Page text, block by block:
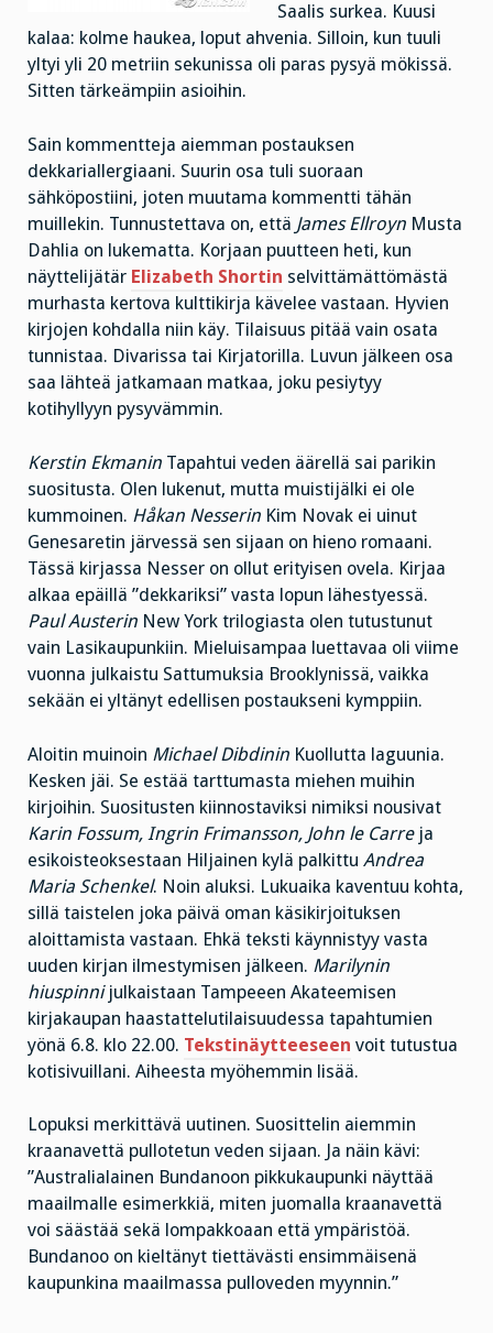
Saalis surkea. Kuusi
kalaa: kolme haukea, loput ahvenia. Silloin, kun tuuli
yltyi yli 20 metriin sekunissa oli paras pysyä mökissä.
Sitten tärkeämpiin asioihin.
Sain kommentteja aiemman postauksen
dekkariallergiaani. Suurin osa tuli suoraan
sähköpostiini, joten muutama kommentti tähän
muillekin. Tunnustettava on, että James Ellroyn Musta
Dahlia on lukematta. Korjaan puutteen heti, kun
näyttelijätär Elizabeth Shortin selvittämättömästä
murhasta kertova kulttikirja kävelee vastaan. Hyvien
kirjojen kohdalla niin käy. Tilaisuus pitää vain osata
tunnistaa. Divarissa tai Kirjatorilla. Luvun jälkeen osa
saa lähteä jatkamaan matkaa, joku pesiytyy
kotihyllyyn pysyvämmin.
Kerstin Ekmanin Tapahtui veden äärellä sai parikin
suositusta. Olen lukenut, mutta muistijälki ei ole
kummoinen. Håkan Nesserin Kim Novak ei uinut
Genesaretin järvessä sen sijaan on hieno romaani.
Tässä kirjassa Nesser on ollut erityisen ovela. Kirjaa
alkaa epäillä ”dekkariksi” vasta lopun lähestyessä.
Paul Austerin New York trilogiasta olen tutustunut
vain Lasikaupunkiin. Mieluisampaa luettavaa oli viime
vuonna julkaistu Sattumuksia Brooklynissä, vaikka
sekään ei yltänyt edellisen postaukseni kymppiin.
Aloitin muinoin Michael Dibdinin Kuollutta laguunia.
Kesken jäi. Se estää tarttumasta miehen muihin
kirjoihin. Suositusten kiinnostaviksi nimiksi nousivat
Karin Fossum, Ingrin Frimansson, John le Carreja
esikoisteoksestaan Hiljainen kylä palkittu Andrea
Maria Schenkel. Noin aluksi. Lukuaika kaventuu kohta,
sillä taistelen joka päivä oman käsikirjoituksen
aloittamista vastaan. Ehkä teksti käynnistyy vasta
uuden kirjan ilmestymisen jälkeen. Marilynin
hiuspinnijulkaistaan Tampeeen Akateemisen
kirjakaupan haastattelutilaisuudessa tapahtumien
yönä 6.8. klo 22.00. Tekstinäytteeseen voit tutustua
kotisivuillani. Aiheesta myöhemmin lisää.
Lopuksi merkittävä uutinen. Suosittelin aiemmin
kraanavettä pullotetun veden sijaan. Ja näin kävi:
”Australialainen Bundanoon pikkukaupunki näyttää
maailmalle esimerkkiä, miten juomalla kraanavettä
voi säästää sekä lompakkoaan että ympäristöä.
Bundanoo on kieltänyt tiettävästi ensimmäisenä
kaupunkina maailmassa pulloveden myynnin.”